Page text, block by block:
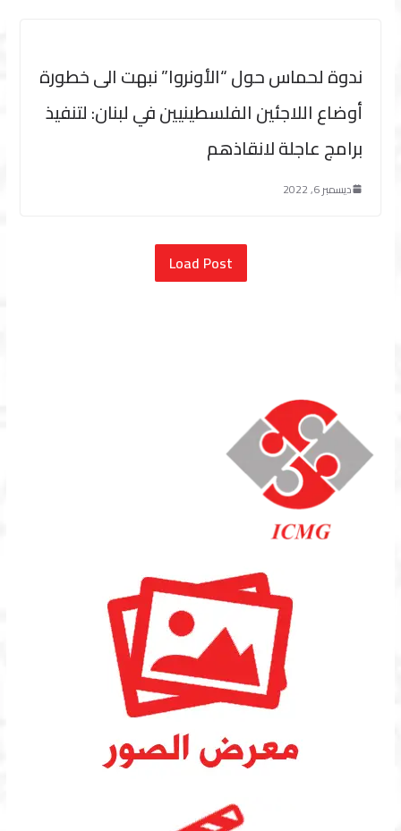
ندوة لحماس حول “الأونروا” نبهت الى خطورة
أوضاع اللاجئين الفلسطينيين في لبنان: لتنفيذ
برامج عاجلة لانقاذهم
ديسمبر 6, 2022
Load Post